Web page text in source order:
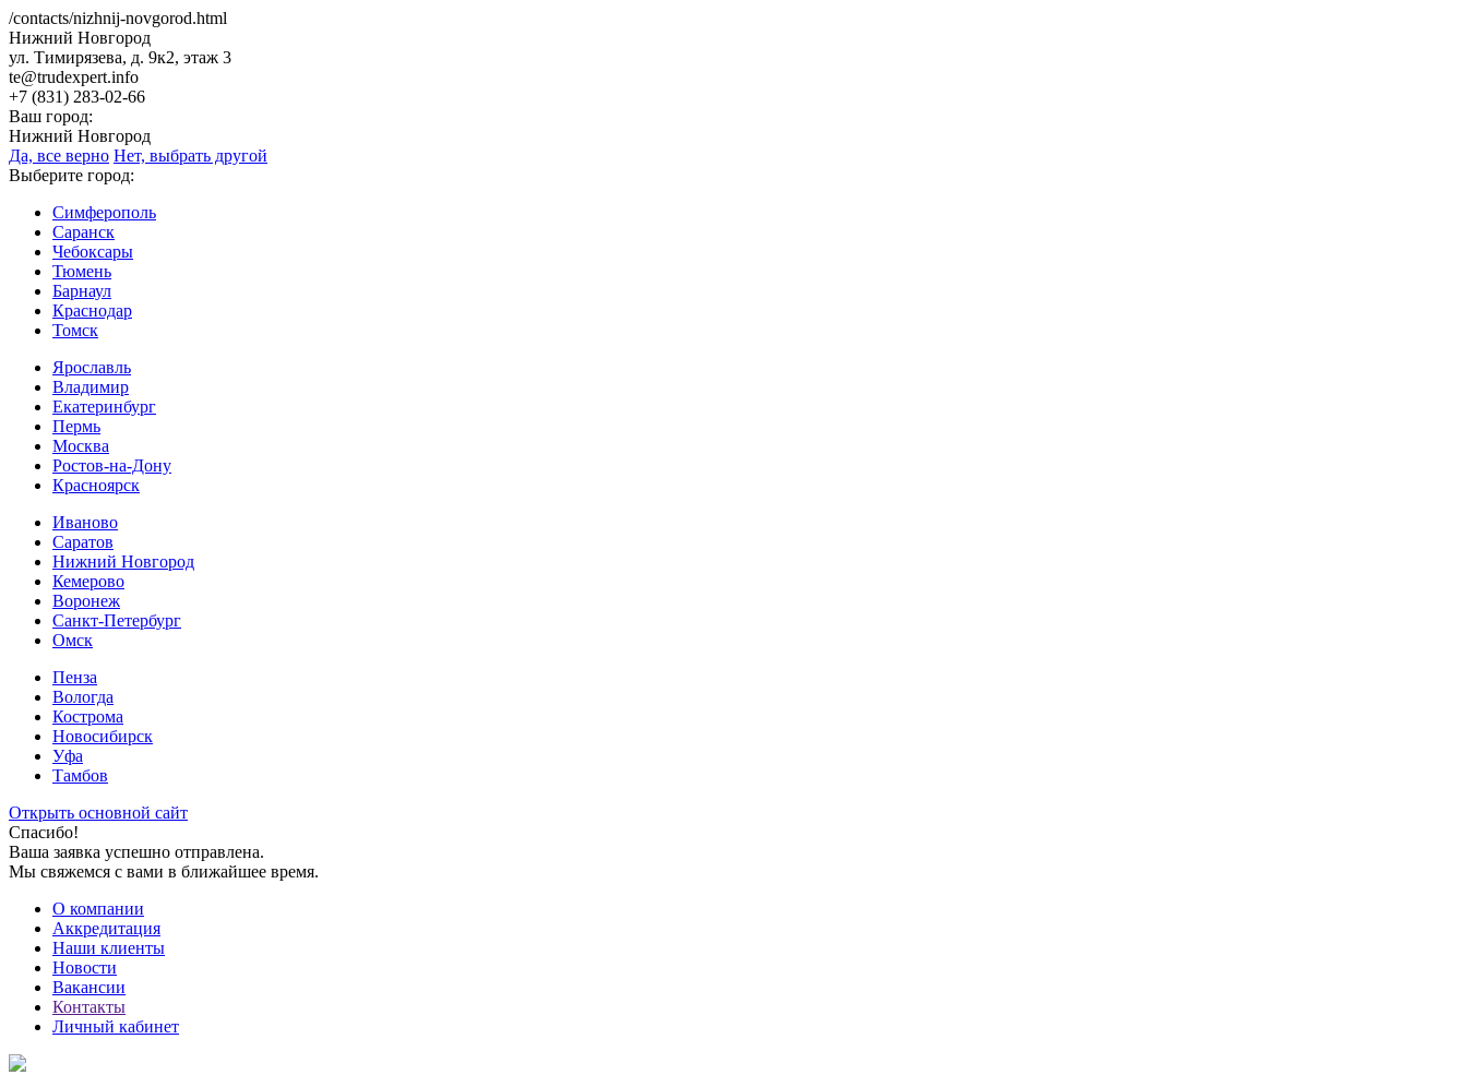
/contacts/nizhnij-novgorod.html
Нижний Новгород
ул. Тимирязева, д. 9к2, этаж 3
te@trudexpert.info
+7 (831) 283-02-66
Ваш город:
Нижний Новгород
Да, все верно Нет, выбрать другой
Выберите город:
Симферополь
Саранск
Чебоксары
Тюмень
Барнаул
Краснодар
Томск
Ярославль
Владимир
Екатеринбург
Пермь
Москва
Ростов-на-Дону
Красноярск
Иваново
Саратов
Нижний Новгород
Кемерово
Воронеж
Санкт-Петербург
Омск
Пенза
Вологда
Кострома
Новосибирск
Уфа
Тамбов
Открыть основной сайт
Спасибо!
Ваша заявка успешно отправлена.
Мы свяжемся с вами в ближайшее время.
О компании
Аккредитация
Наши клиенты
Новости
Вакансии
Контакты
Личный кабинет